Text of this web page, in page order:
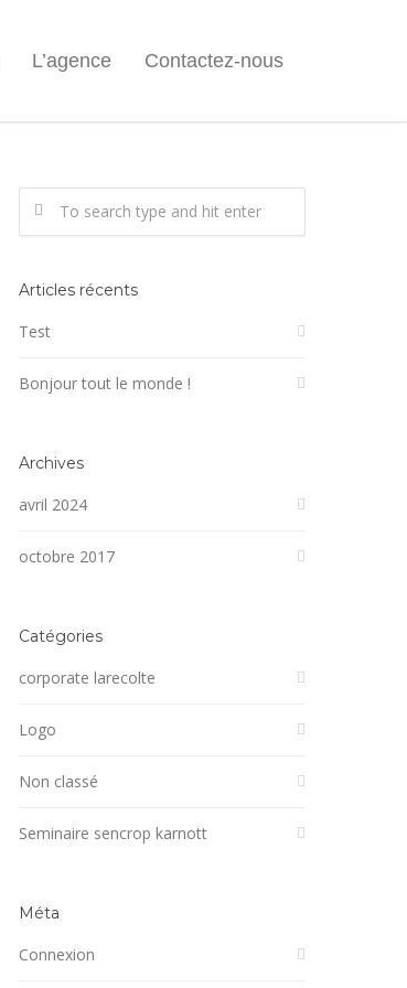
L’agence Contactez-nous
Articles récents
Test
Bonjour tout le monde !
Archives
avril 2024
octobre 2017
Catégories
corporate larecolte
Logo
Non classé
Seminaire sencrop karnott
Méta
Connexion